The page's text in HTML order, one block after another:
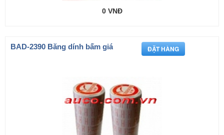
0 VNĐ
BAD-2390 Băng dính bấm giá